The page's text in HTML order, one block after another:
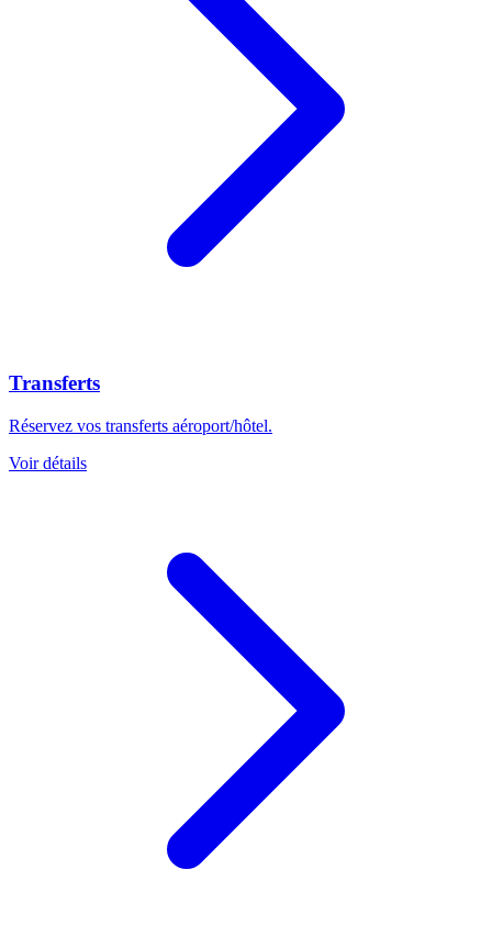
Transferts
Réservez vos transferts aéroport/hôtel.
Voir détails